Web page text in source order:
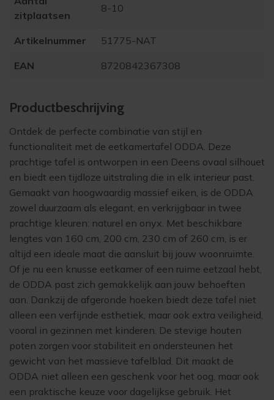
zitplaatsen
8-10
Artikelnummer 51775-NAT
EAN 8720842367308
Product­beschrijving
Ontdek de perfecte combinatie van stijl en
functionaliteit met de eetkamertafel ODDA. Deze
prachtige tafel is ontworpen in een Deens ovaal silhouet
en biedt een tijdloze uitstraling die in elk interieur past.
Gemaakt van hoogwaardig massief eiken, is de ODDA
zowel duurzaam als elegant, en verkrijgbaar in twee
prachtige kleuren: naturel en onyx. Met beschikbare
lengtes van 160 cm, 200 cm, 230 cm of 260 cm, is er
altijd een ideale maat die aansluit bij jouw woonruimte.
Of je nu een knusse eetkamer of een ruime eetzaal hebt,
de ODDA past zich gemakkelijk aan jouw behoeften
aan. Dankzij de afgeronde hoeken biedt deze tafel niet
alleen een verfijnde esthetiek, maar ook extra veiligheid,
vooral in gezinnen met kinderen. De stevige houten
poten zorgen voor stabiliteit en ondersteunen het
gewicht van het massieve tafelblad. Dit maakt de
ODDA niet alleen een geschenk voor het oog, maar ook
een praktische keuze voor dagelijkse gebruik. Het